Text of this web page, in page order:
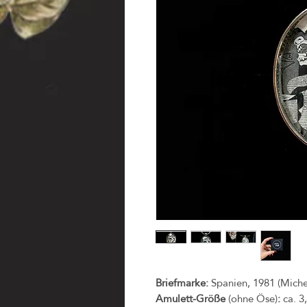
Briefmarke:Spanien, 1981
Amulett-Größe(ohne Öse):ca.